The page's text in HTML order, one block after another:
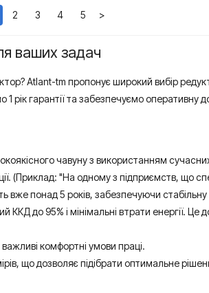
2 3 4 5 >
ваших задач
Atlant-tm пропонує широкий вибір
гарантії та забезпечуємо оперативну
чавуну з використанням
(Приклад: "На одному з підприємств, що
понад 5 років, забезпечуючи стабільну
до 95% і мінімальні втрати енергії. Це
комфортні умови праці.
що дозволяє підібрати оптимальне